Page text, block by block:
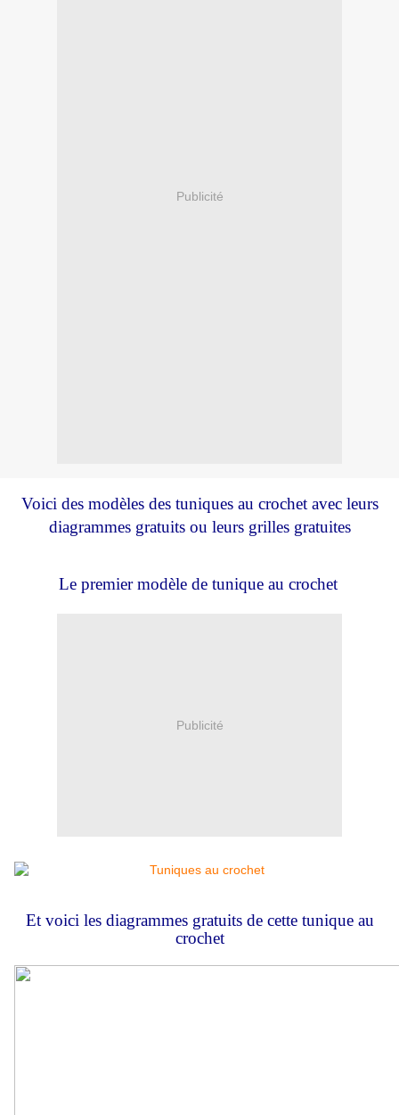
Publicité
Voici des modèles des tuniques au crochet avec leurs
diagrammes gratuits ou leurs grilles gratuites
Le premier modèle de tunique au crochet
Publicité
Et voici les diagrammes gratuits de cette tunique au
crochet